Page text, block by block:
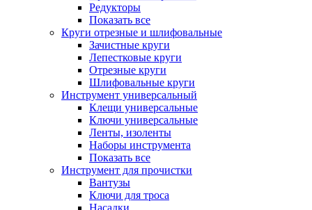
Редукторы
Показать все
Круги отрезные и шлифовальные
Зачистные круги
Лепестковые круги
Отрезные круги
Шлифовальные круги
Инструмент универсальный
Клещи универсальные
Ключи универсальные
Ленты, изоленты
Наборы инструмента
Показать все
Инструмент для прочистки
Вантузы
Ключи для троса
Насадки